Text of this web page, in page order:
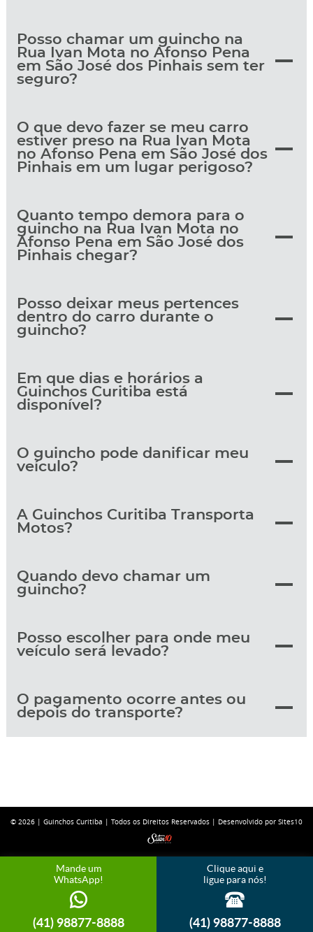
Posso chamar um guincho na
Rua Ivan Mota no Afonso Pena
em São José dos Pinhais sem ter
seguro?
O que devo fazer se meu carro
estiver preso na Rua Ivan Mota
no Afonso Pena em São José dos
Pinhais em um lugar perigoso?
Quanto tempo demora para o
guincho na Rua Ivan Mota no
Afonso Pena em São José dos
Pinhais chegar?
Posso deixar meus pertences
dentro do carro durante o
guincho?
Em que dias e horários a
Guinchos Curitiba está
disponível?
O guincho pode danificar meu
veículo?
A Guinchos Curitiba Transporta
Motos?
Quando devo chamar um
guincho?
Posso escolher para onde meu
veículo será levado?
O pagamento ocorre antes ou
depois do transporte?
© 2026 | Guinchos Curitiba | Todos os Direitos Reservados | Desenvolvido por Sites10
Mande um
WhatsApp!
(41) 98877-8888
Clique aqui e
ligue para nós!
(41) 98877-8888